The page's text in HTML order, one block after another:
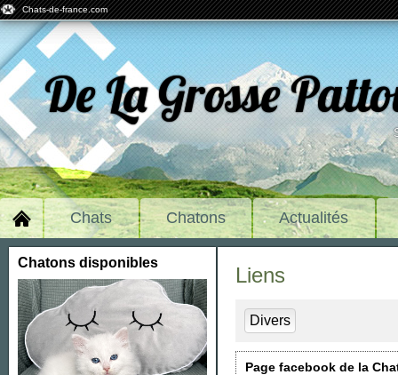
Chats-de-france.com
De La Grosse
Chats Chatons Actualités
Chatons disponibles
Liens
Divers
Page facebook de la